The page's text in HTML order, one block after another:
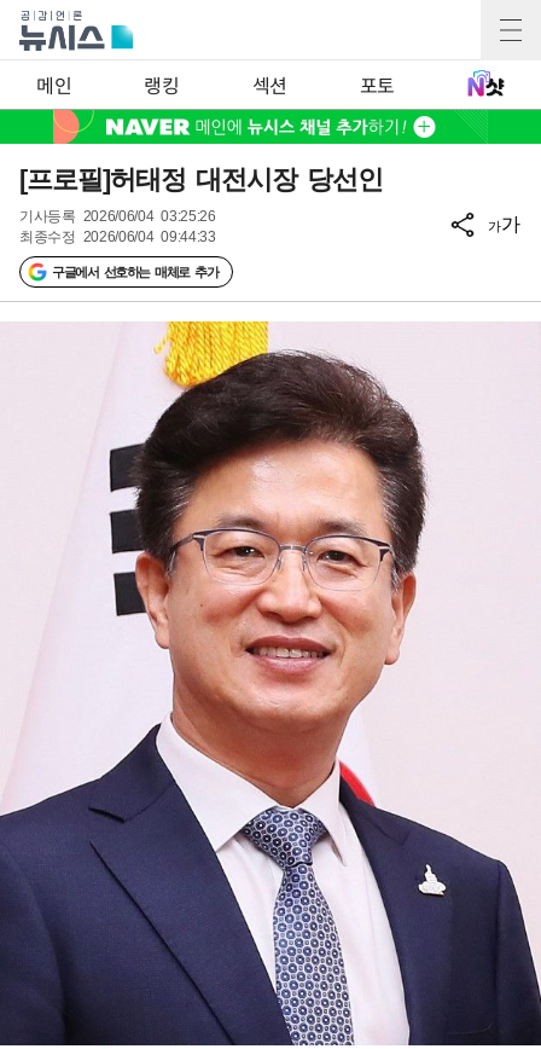
메인 랭킹 섹션 포토
[프로필]허태정 대전시장 당선인
기사등록 2026/06/04 03:25:26
최종수정 2026/06/04 09:44:33
구글에서 선호하는 매체로 추가
가가